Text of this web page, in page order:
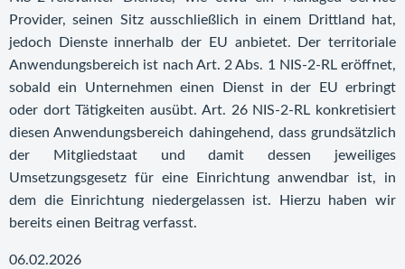
Provider, seinen Sitz ausschließlich in einem Drittland hat,
jedoch Dienste innerhalb der EU anbietet. Der territoriale
Anwendungsbereich ist nach Art. 2 Abs. 1 NIS-2-RL eröffnet,
sobald ein Unternehmen einen Dienst in der EU erbringt
oder dort Tätigkeiten ausübt. Art. 26 NIS-2-RL konkretisiert
diesen Anwendungsbereich dahingehend, dass grundsätzlich
der Mitgliedstaat und damit dessen jeweiliges
Umsetzungsgesetz für eine Einrichtung anwendbar ist, in
dem die Einrichtung niedergelassen ist. Hierzu haben wir
bereits einen Beitrag verfasst.
06.02.2026